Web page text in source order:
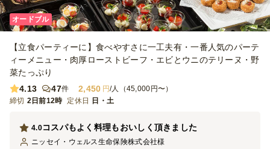
オードブル
【立食パーティーに】食べやすさに一工夫有・一番人気のパーテ
ィーメニュー・肉厚ローストビーフ・エビとウニのテリーヌ・野
菜たっぷり
4.13
47件 2,450 円/人（45,000円〜）
締切 2日前12時 定休日 日・土
コスパもよく料理もおいしく頂きました
4.0
ニッセイ・ウェルス生命保険株式会社様